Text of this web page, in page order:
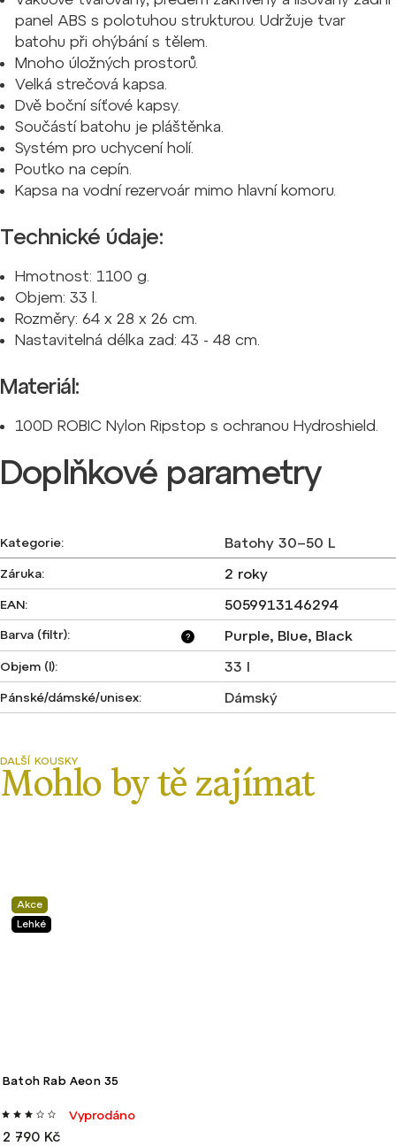
panel ABS s polotuhou strukturou. Udržuje tvar
batohu při ohýbání s tělem.
Mnoho úložných prostorů.
Velká strečová kapsa.
Dvě boční síťové kapsy.
Součástí batohu je pláštěnka.
Systém pro uchycení holí.
Poutko na cepín.
Kapsa na vodní rezervoár mimo hlavní komoru.
Technické údaje:
Hmotnost: 1100 g.
Objem: 33 l.
Rozměry: 64 x 28 x 26 cm.
Nastavitelná délka zad: 43 - 48 cm.
Materiál:
100D ROBIC Nylon Ripstop s ochranou Hydroshield.
Doplňkové parametry
Kategorie: Batohy 30–50 L
Záruka: 2 roky
EAN: 5059913146294
?
Barva (filtr): Purple, Blue, Black
Objem (l): 33 l
Pánské/dámské/unisex: Dámský
Akce
Lehké
Batoh Rab Aeon 35
Vyprodáno
2 790 Kč